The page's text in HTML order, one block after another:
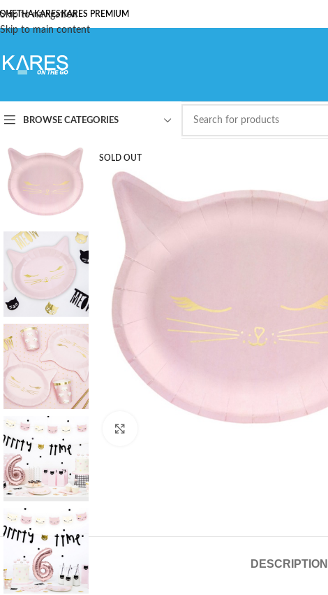
Skip to navigation
Skip to main content
KARESKARES PREMIUM
BROWSE CATEGORIES
SOLD OUT
DESCRIPTION